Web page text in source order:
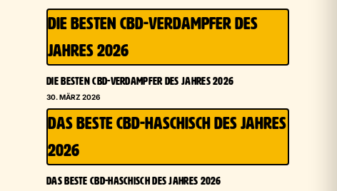
DIE BESTEN CBD-VERDAMPFER DES
JAHRES 2026
DIE BESTEN CBD-VERDAMPFER DES JAHRES 2026
30. MÄRZ 2026
DAS BESTE CBD-HASCHISCH DES JAHRES
2026
DAS BESTE CBD-HASCHISCH DES JAHRES 2026